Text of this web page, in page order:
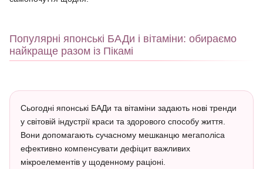
Популярні японські БАДи і вітаміни: обираємо
найкраще разом із Пікамі
Сьогодні японські БАДи та вітаміни задають нові тренди
у світовій індустрії краси та здорового способу життя.
Вони допомагають сучасному мешканцю мегаполіса
ефективно компенсувати дефіцит важливих
мікроелементів у щоденному раціоні.